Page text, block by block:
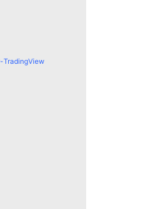
עקוב אחר כל השווקים ב-TradingView